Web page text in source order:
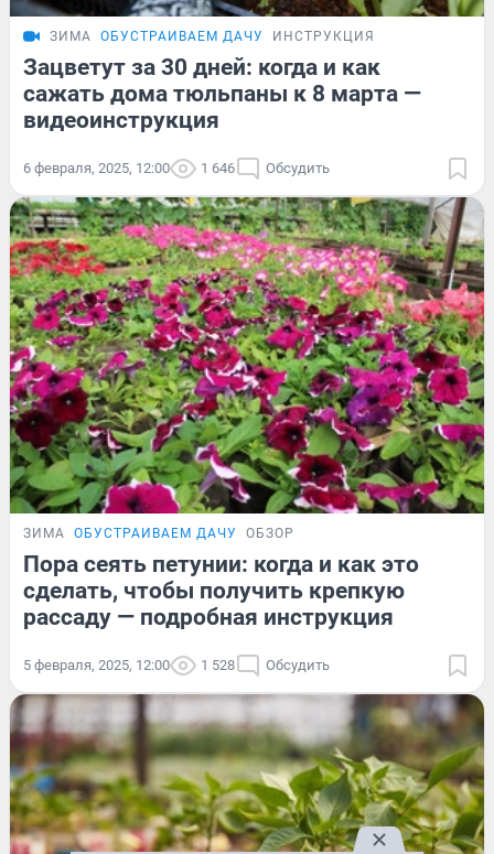
ЗИМА ОБУСТРАИВАЕМ ДАЧУ ИНСТРУКЦИЯ
Зацветут за 30 дней: когда и как
сажать дома тюльпаны к 8 марта —
видеоинструкция
6 февраля, 2025, 12:00 1 646 Обсудить
ЗИМА ОБУСТРАИВАЕМ ДАЧУ ОБЗОР
Пора сеять петунии: когда и как это
сделать, чтобы получить крепкую
рассаду — подробная инструкция
5 февраля, 2025, 12:00 1 528 Обсудить